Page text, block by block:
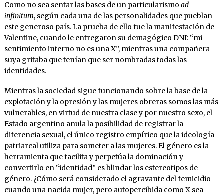
Como no sea sentar las bases de un particularismo ad
infinitum, según cada una de las personalidades que pueblan
este generoso país. La prueba de ello fue la manifestación de
Valentine, cuando le entregaron su demagógico DNI: “mi
sentimiento interno no es una X”, mientras una compañera
suya gritaba que tenían que ser nombradas todas las
identidades.
Mientras la sociedad sigue funcionando sobre la base de la
explotación y la opresión y las mujeres obreras somos las más
vulnerables, en virtud de nuestra clase y por nuestro sexo, el
Estado argentino anula la posibilidad de registrar la
diferencia sexual, el único registro empírico que la ideología
patriarcal utiliza para someter a las mujeres. El género es la
herramienta que facilita y perpetúa la dominación y
convertirlo en “identidad” es blindar los estereotipos de
género. ¿Cómo será considerado el agravante del femicidio
cuando una nacida mujer, pero autopercibida como X sea